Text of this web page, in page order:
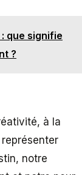
que signifie
?
à la
notre